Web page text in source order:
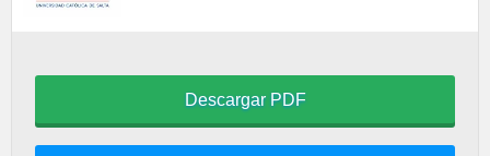
Descargar PDF